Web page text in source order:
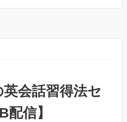
会話習得法セ
配信】